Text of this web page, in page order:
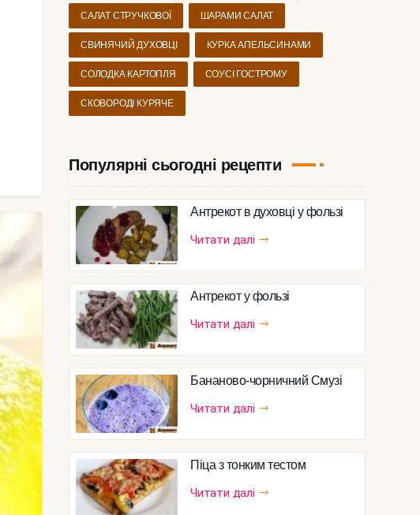
САЛАТ СТРУЧКОВОЇ ШАРАМИ САЛАТ
СВИНЯЧИЙ ДУХОВЦІ КУРКА АПЕЛЬСИНАМИ
СОЛОДКА КАРТОПЛЯ СОУСІ ГОСТРОМУ
СКОВОРОДІ КУРЯЧЕ
Популярні сьогодні рецепти
Антрекот в духовці у фользі
Читати далі
Антрекот у фользі
Читати далі
Бананово-чорничний Смузі
Читати далі
Піца з тонким тестом
Читати далі